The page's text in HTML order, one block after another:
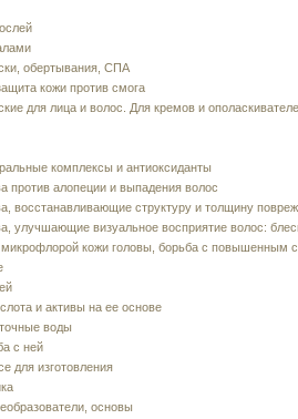
обертывания, СПА
кожи против смога
для лица и волос. Для кремов и
комплексы и антиоксиданты
против алопеции и выпадения волос
восстанавливающие структуру и толщину
улучшающие визуальное восприятие волос:
кожи головы, борьба с повышенным
и активы на ее основе
воды
с ней
для изготовления
основы